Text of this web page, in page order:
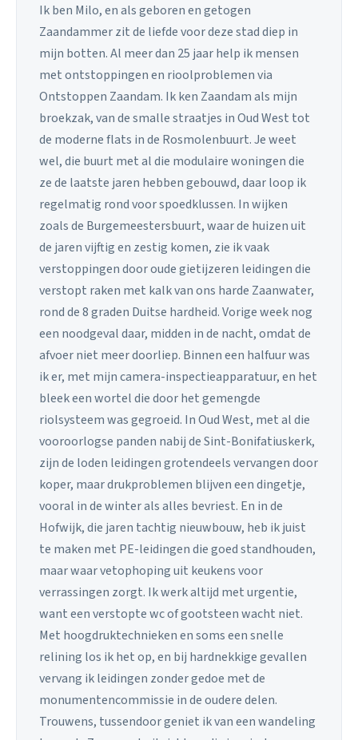
Ik ben Milo, en als geboren en getogen
Zaandammer zit de liefde voor deze stad diep in
mijn botten. Al meer dan 25 jaar help ik mensen
met ontstoppingen en rioolproblemen via
Ontstoppen Zaandam. Ik ken Zaandam als mijn
broekzak, van de smalle straatjes in Oud West tot
de moderne flats in de Rosmolenbuurt. Je weet
wel, die buurt met al die modulaire woningen die
ze de laatste jaren hebben gebouwd, daar loop ik
regelmatig rond voor spoedklussen. In wijken
zoals de Burgemeestersbuurt, waar de huizen uit
de jaren vijftig en zestig komen, zie ik vaak
verstoppingen door oude gietijzeren leidingen die
verstopt raken met kalk van ons harde Zaanwater,
rond de 8 graden Duitse hardheid. Vorige week nog
een noodgeval daar, midden in de nacht, omdat de
afvoer niet meer doorliep. Binnen een halfuur was
ik er, met mijn camera-inspectieapparatuur, en het
bleek een wortel die door het gemengde
riolsysteem was gegroeid. In Oud West, met al die
vooroorlogse panden nabij de Sint-Bonifatiuskerk,
zijn de loden leidingen grotendeels vervangen door
koper, maar drukproblemen blijven een dingetje,
vooral in de winter als alles bevriest. En in de
Hofwijk, die jaren tachtig nieuwbouw, heb ik juist
te maken met PE-leidingen die goed standhouden,
maar waar vetophoping uit keukens voor
verrassingen zorgt. Ik werk altijd met urgentie,
want een verstopte wc of gootsteen wacht niet.
Met hoogdruktechnieken en soms een snelle
relining los ik het op, en bij hardnekkige gevallen
vervang ik leidingen zonder gedoe met de
monumentencommissie in de oudere delen.
Trouwens, tussendoor geniet ik van een wandeling